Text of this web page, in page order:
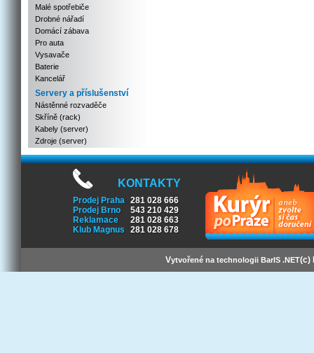
Malé spotřebiče
Drobné nářadí
Domácí zábava
Pro auta
Vysavače
Baterie
Kancelář
Servery a příslušenství
Nástěnné rozvaděče
Skříně (rack)
Kabely (server)
Zdroje (server)
KONTAKTY
Prodej Praha 281 028 666
Prodej Brno
543 210 429
Reklamace
281 028 663
Klub Magnus
281 028 678
Vytvořené na technologii BarIS .NET(c)